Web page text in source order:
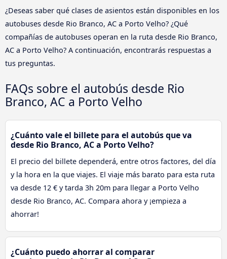
¿Deseas saber qué clases de asientos están disponibles en los
autobuses desde Rio Branco, AC a Porto Velho? ¿Qué
compañías de autobuses operan en la ruta desde Rio Branco,
AC a Porto Velho? A continuación, encontrarás respuestas a
tus preguntas.
FAQs sobre el autobús desde Rio
Branco, AC a Porto Velho
¿Cuánto vale el billete para el autobús que va
desde Rio Branco, AC a Porto Velho?
El precio del billete dependerá, entre otros factores, del día
y la hora en la que viajes. El viaje más barato para esta ruta
va desde 12 € y tarda 3h 20m para llegar a Porto Velho
desde Rio Branco, AC. Compara ahora y ¡empieza a
ahorrar!
¿Cuánto puedo ahorrar al comparar